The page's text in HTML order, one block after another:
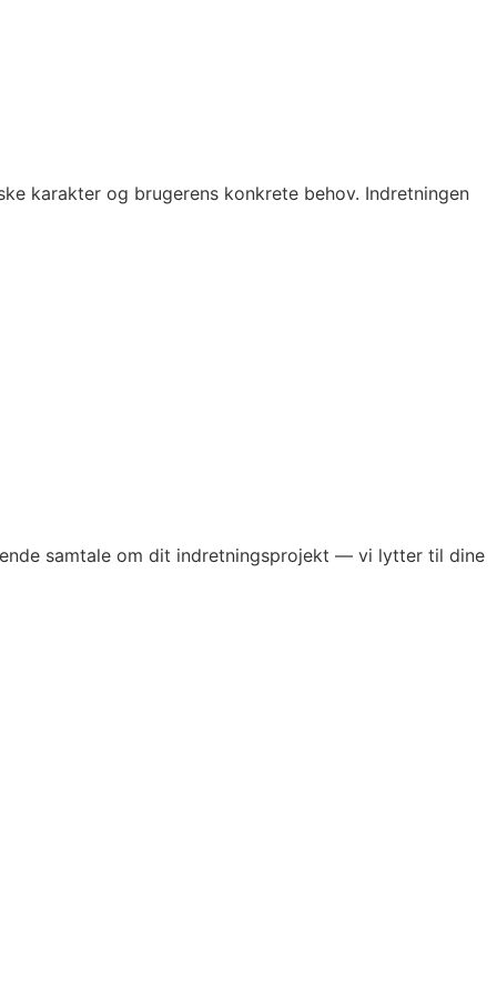
karakter og brugerens konkrete behov. Indretningen
samtale om dit indretningsprojekt — vi lytter til dine